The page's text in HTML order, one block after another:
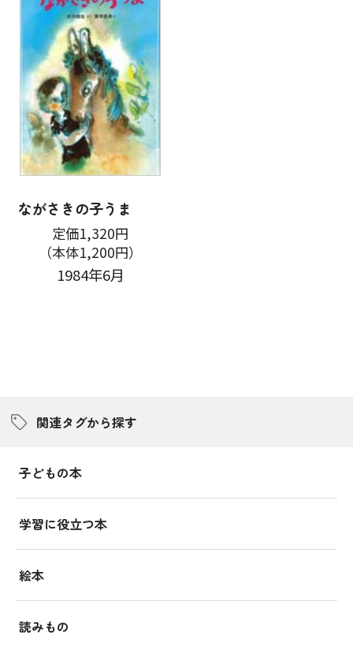
ながさきの子うま
定価1,320円
（本体1,200円）
1984年6月
関連タグから探す
子どもの本
学習に役立つ本
絵本
読みもの